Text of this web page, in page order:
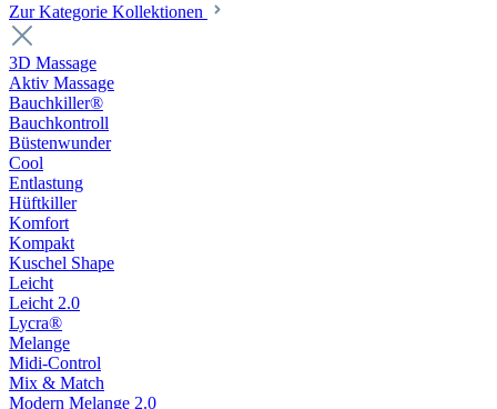
Zur Kategorie Kollektionen
3D Massage
Aktiv Massage
Bauchkiller®
Bauchkontroll
Büstenwunder
Cool
Entlastung
Hüftkiller
Komfort
Kompakt
Kuschel Shape
Leicht
Leicht 2.0
Lycra®
Melange
Midi-Control
Mix & Match
Modern Melange 2.0